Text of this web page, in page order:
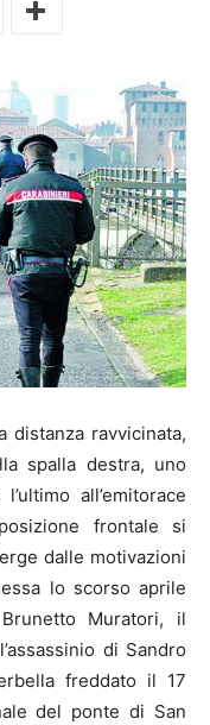
distanza ravvicinata,
spalla destra, uno
all’emitorace
frontale si
dalle motivazioni
lo scorso aprile
Muratori, il
di Sandro
freddato il 17
del ponte di San